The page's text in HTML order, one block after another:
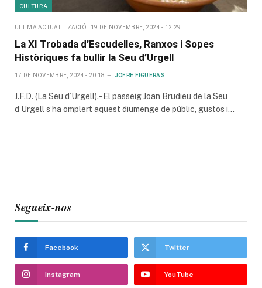
CULTURA
ULTIMA ACTUALITZACIÓ 19 DE NOVEMBRE, 2024 - 12:29
La XI Trobada d’Escudelles, Ranxos i Sopes
Històriques fa bullir la Seu d’Urgell
17 DE NOVEMBRE, 2024 - 20:18 JOFRE FIGUERAS
J.F.D. (La Seu d’Urgell).- El passeig Joan Brudieu de la Seu
d’Urgell s’ha omplert aquest diumenge de públic, gustos i…
Segueix-nos
Facebook Twitter
Instagram YouTube